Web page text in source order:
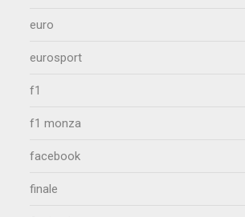
euro
eurosport
f1
f1 monza
facebook
finale